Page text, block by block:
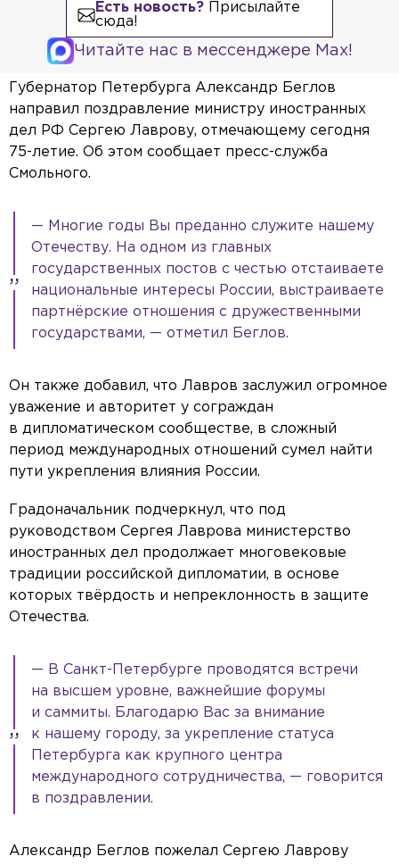
Есть новость?Присылайте
сюда!
Читайте нас в мессенджере Max!
Губернатор Петербурга Александр Беглов
направил поздравление министру иностранных
дел РФ Сергею Лаврову, отмечающему сегодня
75-летие. Об этом сообщает пресс-служба
Смольного.
— Многие годы Вы преданно служите нашему
Отечеству. На одном из главных
государственных постов с честью отстаиваете
национальные интересы России, выстраиваете
партнёрские отношения с дружественными
государствами, — отметил Беглов.
Он также добавил, что Лавров заслужил огромное
уважение и авторитет у сограждан
в дипломатическом сообществе, в сложный
период международных отношений сумел найти
пути укрепления влияния России.
Градоначальник подчеркнул, что под
руководством Сергея Лаврова министерство
иностранных дел продолжает многовековые
традиции российской дипломатии, в основе
которых твёрдость и непреклонность в защите
Отечества.
— В Санкт-Петербурге проводятся встречи
на высшем уровне, важнейшие форумы
и саммиты. Благодарю Вас за внимание
к нашему городу, за укрепление статуса
Петербурга как крупного центра
международного сотрудничества, — говорится
в поздравлении.
Александр Беглов пожелал Сергею Лаврову